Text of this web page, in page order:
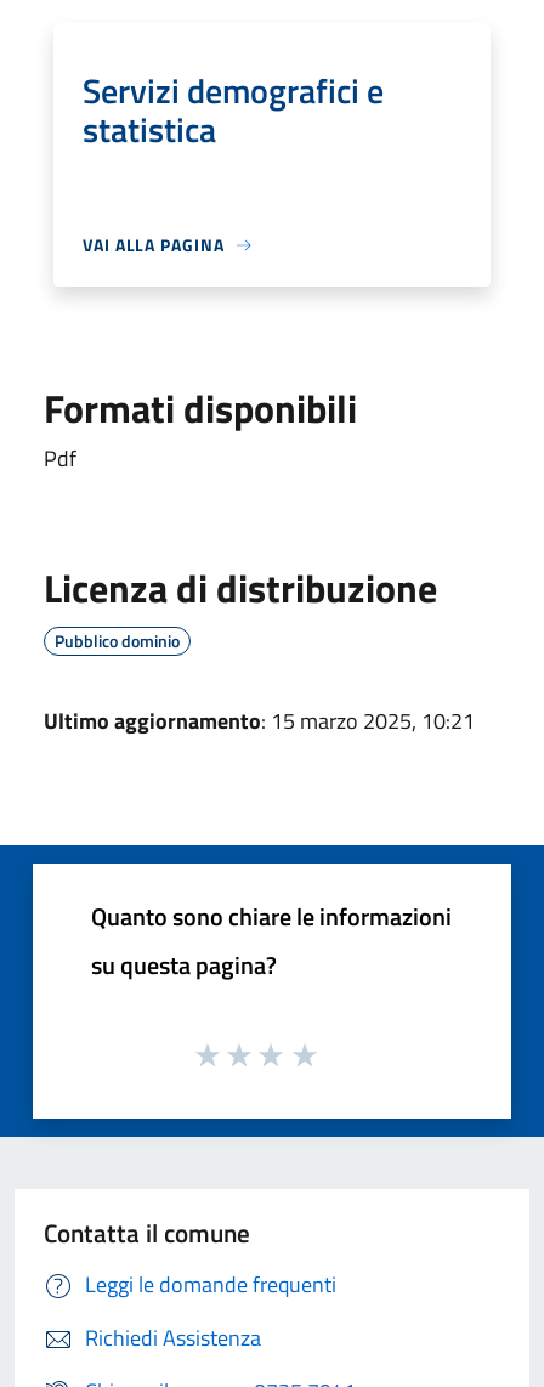
Servizi demografici e
statistica
VAI ALLA PAGINA
Formati disponibili
Pdf
Licenza di distribuzione
Pubblico dominio
Ultimo aggiornamento: 15 marzo 2025, 10:21
Quanto sono chiare le informazioni
su questa pagina?
Contatta il comune
Leggi le domande frequenti
Richiedi Assistenza